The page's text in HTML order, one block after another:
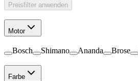
Preisfilter anwenden
Motor
Bosch Shimano Ananda Brose
Farbe